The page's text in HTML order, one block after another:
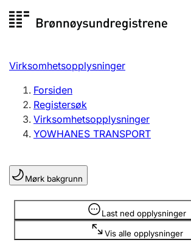
til
Registersøk
Aksjeselskap
Enkeltpersonforetak
Registrere, endre, slette
Lag og forening
Registrere, endre, slette
Virksomhetsopplysninger
Forsiden
Registersøk
Virksomhetsopplysninger
YOWHANES TRANSPORT
Mørk bakgrunn
Last ned opplysninger
Vis alle opplysninger
Opplysninger er skjult